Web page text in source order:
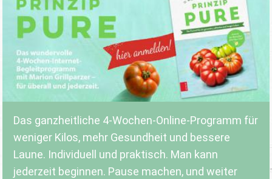
Das ganzheitliche 4-Wochen-Online-Programm für
weniger Kilos, mehr Gesundheit und bessere
Laune. Individuell und praktisch. Man kann
jederzeit beginnen. Pause machen, und weiter